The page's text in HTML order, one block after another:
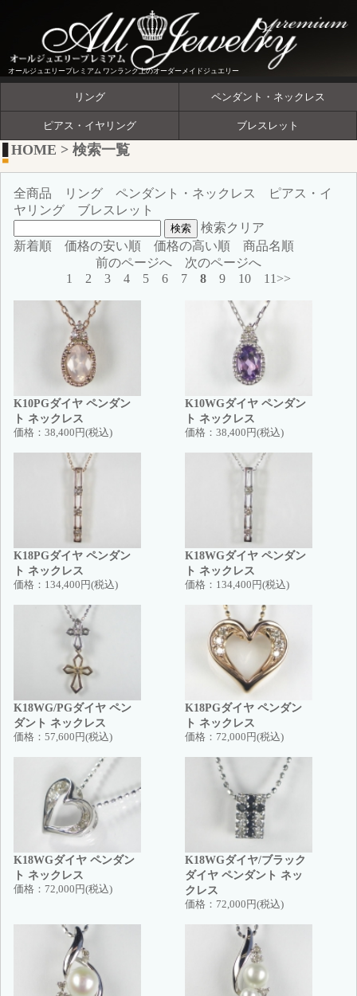
オールジュエリープレミアム ワンランク上のオーダーメイドジュエリー
リング ペンダント・ネックレス
ピアス・イヤリング ブレスレット
HOME > 検索一覧
全商品 リング ペンダント・ネックレス
ピアス・イ
ヤリング
ブレスレット
検索クリア
新着順
価格の安い順 価格の高い順
商品名順
前のページへ
次のページへ
1
2 3 4 5 6 7 8 9 10 11>>
K10PGダイヤ ペンダン
ト ネックレス
価格： 38,400円(税込)
K10WGダイヤ ペンダン
ト ネックレス
価格： 38,400円(税込)
K18PGダイヤ ペンダン
ト ネックレス
価格： 134,400円(税込)
K18WGダイヤ ペンダン
ト ネックレス
価格： 134,400円(税込)
K18WG/PGダイヤ ペン
ダント ネックレス
価格： 57,600円(税込)
K18PGダイヤ ペンダン
ト ネックレス
価格： 72,000円(税込)
K18WGダイヤ ペンダン
ト ネックレス
価格： 72,000円(税込)
K18WGダイヤ/ブラック
ダイヤ ペンダント ネッ
クレス
価格： 72,000円(税込)